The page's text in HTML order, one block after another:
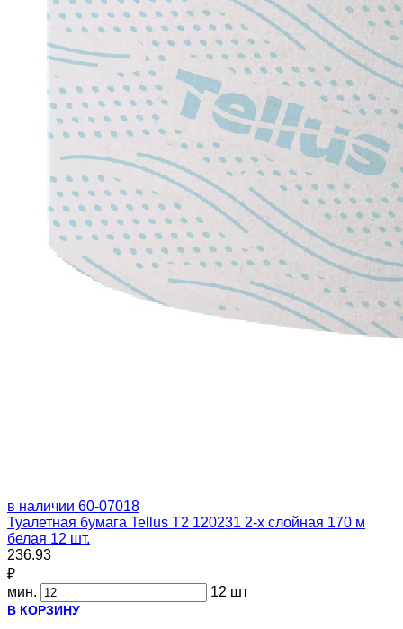
в наличии 60-07018
Туалетная бумага Tellus T2 120231 2-х слойная 170 м
белая 12 шт.
236.93
₽
мин.
12 шт
В КОРЗИНУ